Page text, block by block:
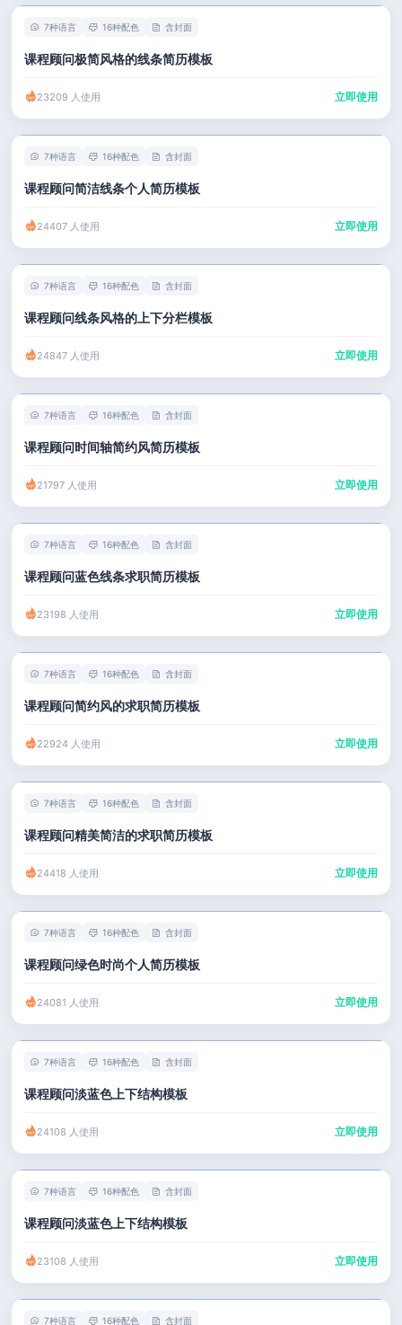
7种语言 16种配色 含封面
课程顾问极简风格的线条简历模板
23209 人使用 立即使用
7种语言 16种配色 含封面
课程顾问简洁线条个人简历模板
24407 人使用 立即使用
7种语言 16种配色 含封面
课程顾问线条风格的上下分栏模板
24847 人使用 立即使用
7种语言 16种配色 含封面
课程顾问时间轴简约风简历模板
21797 人使用 立即使用
7种语言 16种配色 含封面
课程顾问蓝色线条求职简历模板
23198 人使用 立即使用
7种语言 16种配色 含封面
课程顾问简约风的求职简历模板
22924 人使用 立即使用
7种语言 16种配色 含封面
课程顾问精美简洁的求职简历模板
24418 人使用 立即使用
7种语言 16种配色 含封面
课程顾问绿色时尚个人简历模板
24081 人使用 立即使用
7种语言 16种配色 含封面
课程顾问淡蓝色上下结构模板
24108 人使用 立即使用
7种语言 16种配色 含封面
课程顾问淡蓝色上下结构模板
23108 人使用 立即使用
7种语言 16种配色 含封面